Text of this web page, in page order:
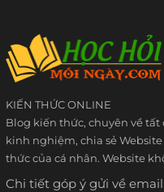
KIẾN THỨC ONLINE
Blog kiến thức, chuyên về tất
kinh nghiệm, chia sẻ
thức của cá nhân. Website
Chi tiết góp ý gửi về